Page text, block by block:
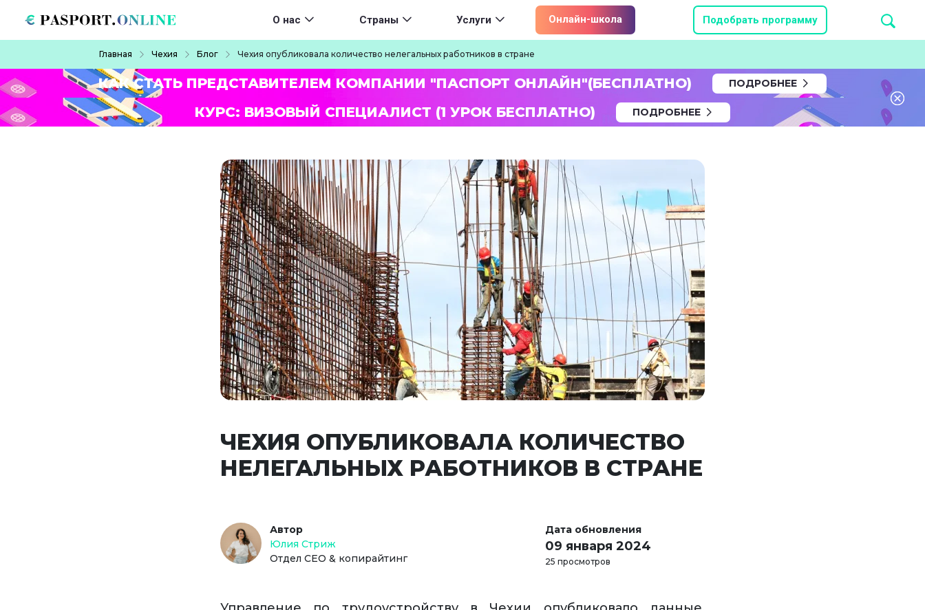
Main navigation
О нас Страны Услуги Онлайн-школа Подобрать программу
Главная Чехия Блог Чехия опубликовала количество нелегальных работников в стране
КАК СТАТЬ ПРЕДСТАВИТЕЛЕМ КОМПАНИИ "ПАСПОРТ ОНЛАЙН"(БЕСПЛАТНО) ПОДРОБНЕЕ
КУРС: ВИЗОВЫЙ СПЕЦИАЛИСТ (1 УРОК БЕСПЛАТНО) ПОДРОБНЕЕ
ЧЕХИЯ ОПУБЛИКОВАЛА КОЛИЧЕСТВО
НЕЛЕГАЛЬНЫХ РАБОТНИКОВ В СТРАНЕ
Автор
Юлия Стриж
Отдел СЕО & копирайтинг
Дата обновления
09 января 2024
25 просмотров